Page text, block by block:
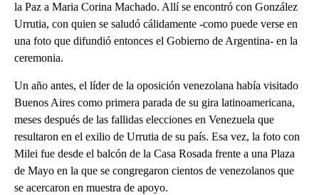
la Paz a Maria Corina Machado. Allí se encontró con González
Urrutia, con quien se saludó cálidamente -como puede verse en
una foto que difundió entonces el Gobierno de Argentina- en la
ceremonia.
Un año antes, el líder de la oposición venezolana había visitado
Buenos Aires como primera parada de su gira latinoamericana,
meses después de las fallidas elecciones en Venezuela que
resultaron en el exilio de Urrutia de su país. Esa vez, la foto con
Milei fue desde el balcón de la Casa Rosada frente a una Plaza
de Mayo en la que se congregaron cientos de venezolanos que
se acercaron en muestra de apoyo.